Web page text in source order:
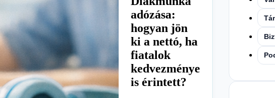
adózása:
hogyan jön
ki a nettó, ha
fiatalok
kedvezménye
is érintett?